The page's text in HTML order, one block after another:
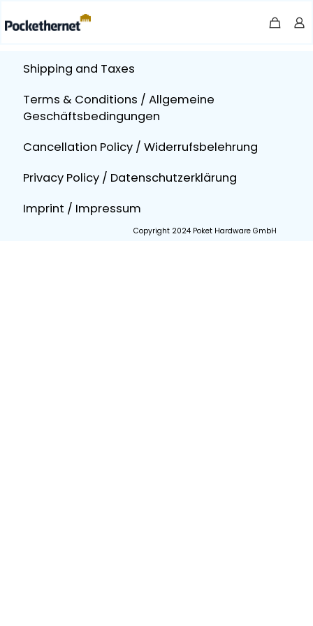
Shipping and Taxes
Terms & Conditions / Allgemeine
Geschäftsbedingungen
Cancellation Policy / Widerrufsbelehrung
Privacy Policy / Datenschutzerklärung
Imprint / Impressum
Copyright 2024 Poket Hardware GmbH